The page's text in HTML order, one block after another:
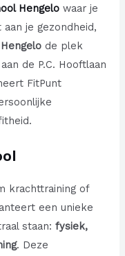
Hengelo waar je
je gezondheid,
de plek
de P.C. Hooftlaan
FitPunt
krachttraining of
een unieke
staan:fysiek,
. Deze